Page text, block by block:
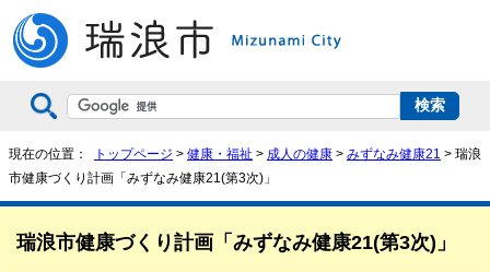
現在の位置： トップページ > 健康・福祉 > 成人の健康 > みずなみ健康21 > 瑞浪
市健康づくり計画「みずなみ健康21(第3次)」
瑞浪市健康づくり計画「みずなみ健康21(第3次)」